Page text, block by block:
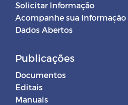
Solicitar Informação
Acompanhe sua Informação
Dados Abertos
Publicações
Documentos
Editais
Manuais